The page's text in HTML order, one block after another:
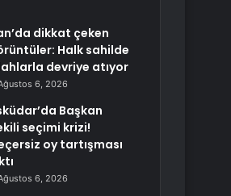
dikkat çeken
Halk sahilde
devriye atıyor
6, 2026
Başkan
seçimi krizi!
oy tartışması
6, 2026